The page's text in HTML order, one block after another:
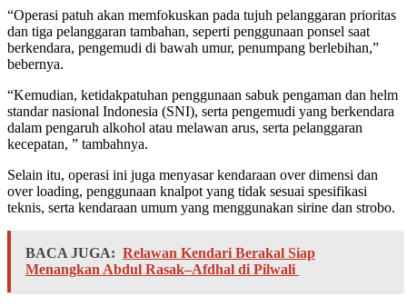
“Operasi patuh akan memfokuskan pada tujuh pelanggaran prioritas
dan tiga pelanggaran tambahan, seperti penggunaan ponsel saat
berkendara, pengemudi di bawah umur, penumpang berlebihan,”
bebernya.
“Kemudian, ketidakpatuhan penggunaan sabuk pengaman dan helm
standar nasional Indonesia (SNI), serta pengemudi yang berkendara
dalam pengaruh alkohol atau melawan arus, serta pelanggaran
kecepatan, ” tambahnya.
Selain itu, operasi ini juga menyasar kendaraan over dimensi dan
over loading, penggunaan knalpot yang tidak sesuai spesifikasi
teknis, serta kendaraan umum yang menggunakan sirine dan strobo.
BACA JUGA: Relawan Kendari Berakal Siap
Menangkan Abdul Rasak–Afdhal di Pilwali